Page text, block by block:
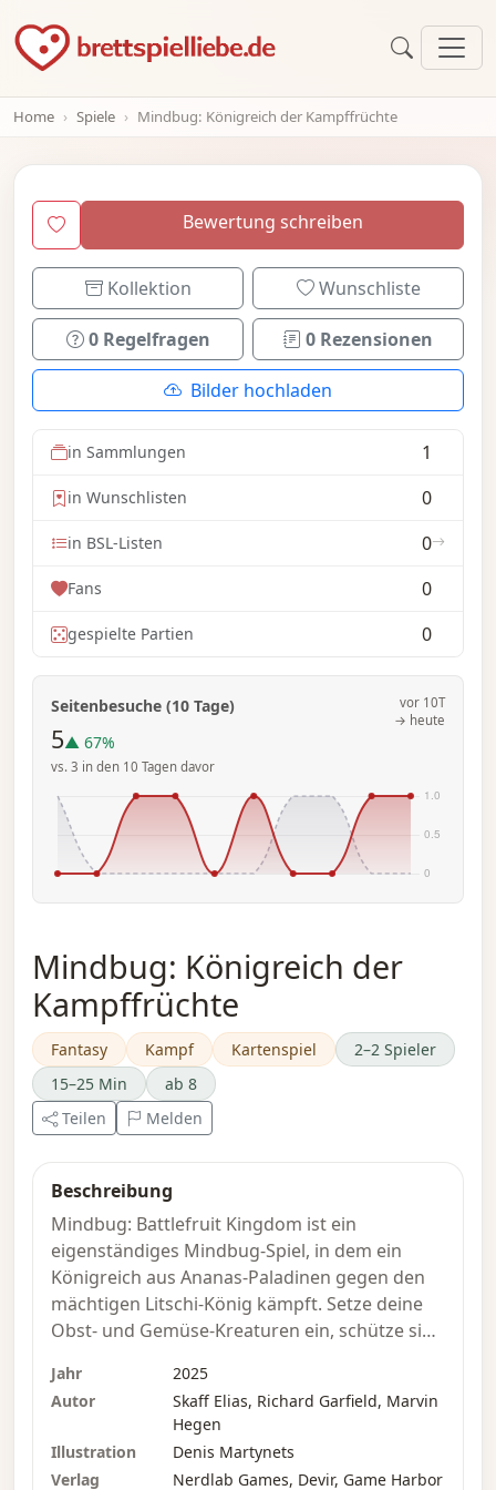
Home Spiele Mindbug: Königreich der Kampffrüchte
Bewertung schreiben
Kollektion Wunschliste
0 Regelfragen 0 Rezensionen
Bilder hochladen
in Sammlungen 1
in Wunschlisten 0
in BSL-Listen 0
Fans 0
gespielte Partien 0
Seitenbesuche (10 Tage)
5▲ 67%
vs. 3 in den 10 Tagen davor
vor 10T
→ heute
Mindbug: Königreich der
Kampffrüchte
Fantasy Kampf Kartenspiel
2–2 Spieler
15–25 Min
ab 8
Teilen
Melden
Beschreibung
Mindbug: Battlefruit Kingdom ist ein
eigenständiges Mindbug-Spiel, in dem ein
Königreich aus Ananas-Paladinen gegen den
mächtigen Litschi-König kämpft. Setze deine
Obst- und Gemüse-Kreaturen ein, schütze sie
Fähigkeiten. Da es sich um ein eigenständiges
Spiel handelt, kann Mindbug: Battlefruit
Kingdom sowohl allein als auch in
Kombination mit anderen Mindbug-Sets
Jahr
2025
Autor
Skaff Elias, Richard Garfield, Marvin
Hegen
Illustration
Denis Martynets
Verlag
Nerdlab Games, Devir, Game Harbor